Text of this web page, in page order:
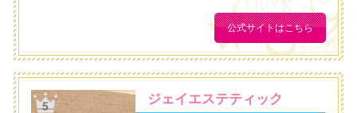
公式サイトはこちら
ジェイエステティック